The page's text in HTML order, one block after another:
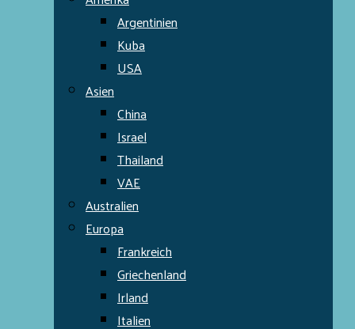
Argentinien
Kuba
USA
Asien
China
Israel
Thailand
VAE
Australien
Europa
Frankreich
Griechenland
Irland
Italien